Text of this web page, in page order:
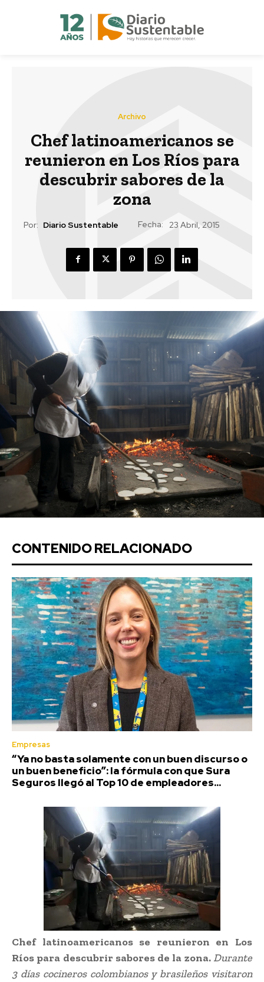
Archivo
Chef latinoamericanos se
reunieron en Los Ríos para
descubrir sabores de la
zona
Por: Diario Sustentable Fecha: 23 Abril, 2015
CONTENIDO RELACIONADO
Empresas
“Ya no basta solamente con un buen discurso o
un buen beneficio”: la fórmula con que Sura
Seguros llegó al Top 10 de empleadores...
Chef latinoamericanos se reunieron en Los
Ríos para descubrir sabores de la zona. Durante
3 días cocineros colombianos y brasileños visitaron